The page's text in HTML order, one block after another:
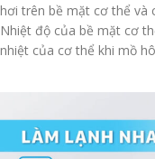
hơi trên bề mặt cơ thể và
Nhiệt độ của bề mặt cơ
nhiệt của cơ thể khi mồ